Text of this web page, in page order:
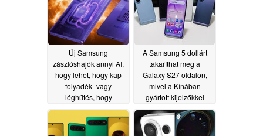
Új Samsung
zászlóshajók annyi AI,
hogy lehet, hogy kap
folyadék- vagy
léghűtés, hogy
megállítsa a
túlmelegedés, kiderül
szivárgás
06/01/2026
A Samsung 5 dollárt
takaríthat meg a
Galaxy S27 oldalon,
mivel a Kínában
gyártott kijelzőkkel
halad előre05/22/2026